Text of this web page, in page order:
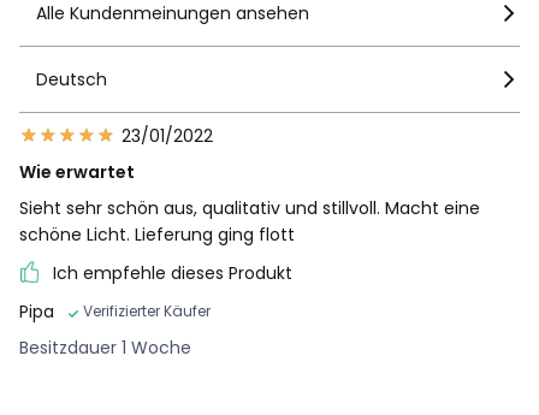
Alle Kundenmeinungen ansehen
Deutsch
23/01/2022
Wie erwartet
Sieht sehr schön aus, qualitativ und stillvoll. Macht eine
schöne Licht. Lieferung ging flott
Ich empfehle dieses Produkt
Pipa
Verifizierter Käufer
Besitzdauer 1 Woche